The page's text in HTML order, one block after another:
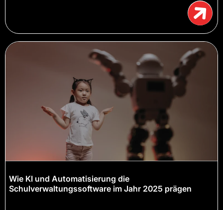
Wie KI und Automatisierung die
Schulverwaltungssoftware im Jahr 2025 prägen